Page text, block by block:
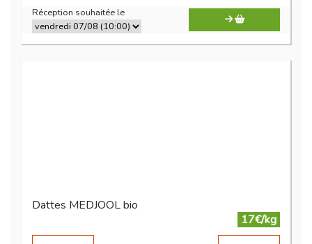
Réception souhaitée le
Dattes MEDJOOL bio
17€/kg